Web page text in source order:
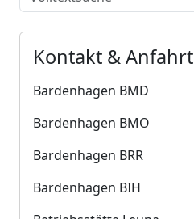
Kontakt & Anfahrt
Bardenhagen BMD
Bardenhagen BMO
Bardenhagen BRR
Bardenhagen BIH